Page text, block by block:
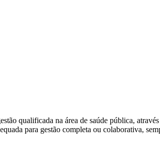
qualificada na área de saúde pública,
para gestão completa ou colaborativa,